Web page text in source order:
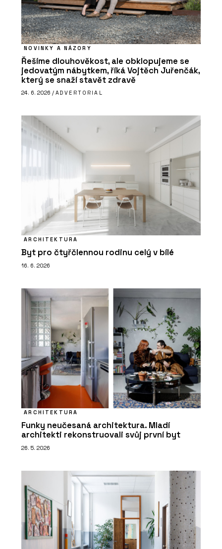
NOVINKY A NÁZORY
Řešíme dlouhověkost, ale obklopujeme se
jedovatým nábytkem, říká Vojtěch Juřenčák,
který se snaží stavět zdravě
24. 6. 2026 / ADVERTORIAL
ARCHITEKTURA
Byt pro čtyřčlennou rodinu celý v bílé
16. 6. 2026
ARCHITEKTURA
Funky neučesaná architektura. Mladí
architekti rekonstruovali svůj první byt
26. 5. 2026